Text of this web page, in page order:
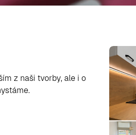
z naši tvorby, ale i o